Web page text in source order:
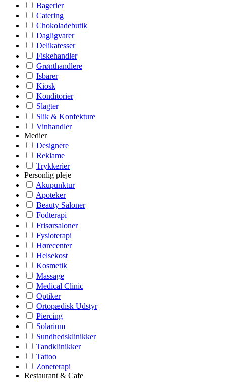
Bagerier
Catering
Chokoladebutik
Dagligvarer
Delikatesser
Fiskehandler
Grønthandlere
Isbarer
Kiosk
Konditorier
Slagter
Slik & Konfekture
Vinhandler
Medier
Designere
Reklame
Trykkerier
Personlig pleje
Akupunktur
Apoteker
Beauty Saloner
Fodterapi
Frisørsaloner
Fysioterapi
Hørecenter
Helsekost
Kosmetik
Massage
Medical Clinic
Optiker
Ortopædisk Udstyr
Piercing
Solarium
Sundhedsklinikker
Tandklinikker
Tattoo
Zoneterapi
Restaurant & Cafe